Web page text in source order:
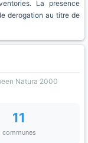
La presence
derogation au titre de
Natura 2000
11
communes